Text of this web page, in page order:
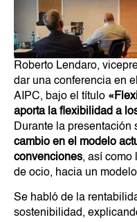
Roberto Lendaro,
dar una conferencia en
AIPC, bajo el título
aporta la flexibilidad a
Durante la presentación
cambio en el modelo
convenciones, así como
de ocio, hacia un
Se habló de la
sostenibilidad,